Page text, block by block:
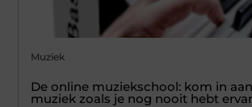
Muziek
De online muziekschool: kom in
muziek zoals je nog nooit hebt